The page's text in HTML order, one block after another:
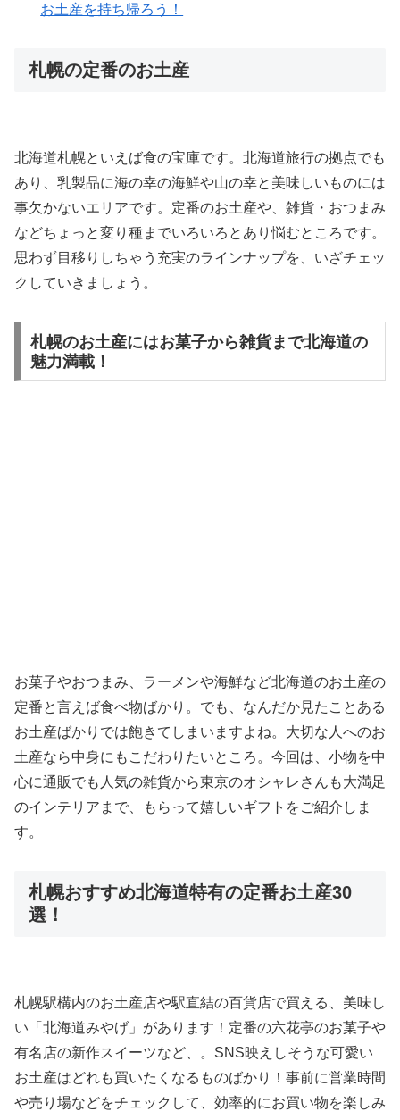
お土産を持ち帰ろう！
札幌の定番のお土産
北海道札幌といえば食の宝庫です。北海道旅行の拠点でも
あり、乳製品に海の幸の海鮮や山の幸と美味しいものには
事欠かないエリアです。定番のお土産や、雑貨・おつまみ
などちょっと変り種までいろいろとあり悩むところです。
思わず目移りしちゃう充実のラインナップを、いざチェッ
クしていきましょう。
札幌のお土産にはお菓子から雑貨まで北海道の
魅力満載！
お菓子やおつまみ、ラーメンや海鮮など北海道のお土産の
定番と言えば食べ物ばかり。でも、なんだか見たことある
お土産ばかりでは飽きてしまいますよね。大切な人へのお
土産なら中身にもこだわりたいところ。今回は、小物を中
心に通販でも人気の雑貨から東京のオシャレさんも大満足
のインテリアまで、もらって嬉しいギフトをご紹介しま
す。
札幌おすすめ北海道特有の定番お土産30
選！
札幌駅構内のお土産店や駅直結の百貨店で買える、美味し
い「北海道みやげ」があります！定番の六花亭のお菓子や
有名店の新作スイーツなど、。SNS映えしそうな可愛い
お土産はどれも買いたくなるものばかり！事前に営業時間
や売り場などをチェックして、効率的にお買い物を楽しみ